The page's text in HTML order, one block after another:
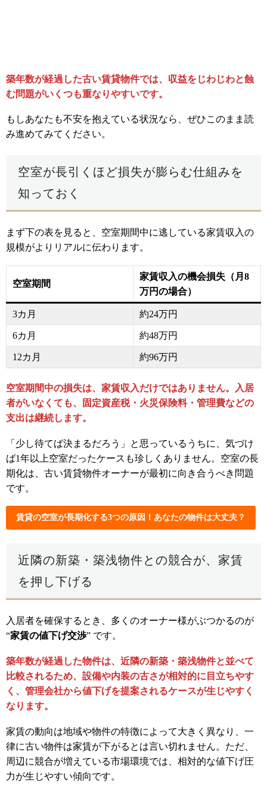
築年数が経過した古い賃貸物件では、収益をじわじわと蝕
む問題がいくつも重なりやすいです。
もしあなたも不安を抱えている状況なら、ぜひこのまま読
み進めてみてください。
空室が長引くほど損失が膨らむ仕組みを
知っておく
まず下の表を見ると、空室期間中に逃している家賃収入の
規模がよりリアルに伝わります。
空室期間
家賃収入の機会損失（月8
万円の場合）
3カ月 約24万円
6カ月 約48万円
12カ月 約96万円
空室期間中の損失は、家賃収入だけではありません。入居
者がいなくても、固定資産税・火災保険料・管理費などの
支出は継続します。
「少し待てば決まるだろう」と思っているうちに、気づけ
ば1年以上空室だったケースも珍しくありません。空室の長
期化は、古い賃貸物件オーナーが最初に向き合うべき問題
です。
賃貸の空室が長期化する3つの原因！あなたの物件は大丈夫？
近隣の新築・築浅物件との競合が、家賃
を押し下げる
入居者を確保するとき、多くのオーナー様がぶつかるのが
“家賃の値下げ交渉” です。
築年数が経過した物件は、近隣の新築・築浅物件と並べて
比較されるため、設備や内装の古さが相対的に目立ちやす
く、管理会社から値下げを提案されるケースが生じやすく
なります。
家賃の動向は地域や物件の特徴によって大きく異なり、一
律に古い物件は家賃が下がるとは言い切れません。ただ、
周辺に競合が増えている市場環境では、相対的な値下げ圧
力が生じやすい傾向です。